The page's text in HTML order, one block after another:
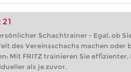
Schachtrainer - Egal, ob
des Vereinsschachs machen oder
Mit FRITZ trainieren Sie
als je zuvor.